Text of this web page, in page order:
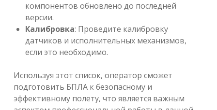
компонентов обновлено до последней
версии.
Калибровка: Проведите калибровку
датчиков и исполнительных механизмов,
если это необходимо.
Используя этот список, оператор сможет
подготовить БПЛА к безопасному и
эффективному полету, что является важным